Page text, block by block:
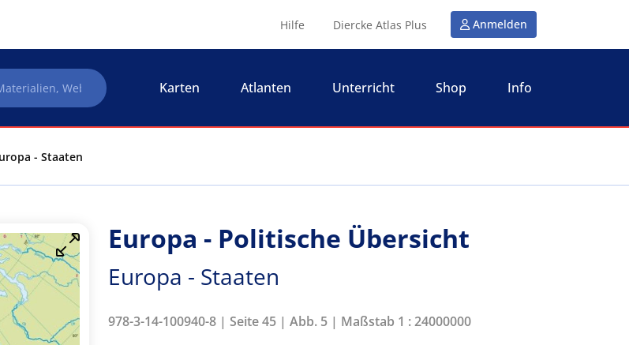
Hilfe Diercke Atlas Plus Anmelden
Karten Atlanten Unterricht Shop Info
- Staaten
Europa - Politische Übersicht
Europa - Staaten
978-3-14-100940-8 | Seite 45 | Abb. 5 | Maßstab 1 : 24000000